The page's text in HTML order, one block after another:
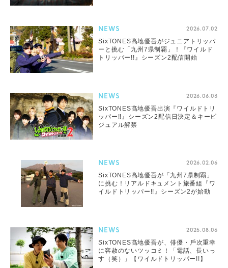
NEWS 2026.07.02
SixTONES髙地優吾がジュニアトリッパ
ーと挑む「九州7県制覇」！『ワイルド
トリッパー!!』シーズン2配信開始
NEWS 2026.06.03
SixTONES髙地優吾出演『ワイルドトリ
ッパー!!』シーズン2配信日決定＆キービ
ジュアル解禁
NEWS 2026.02.06
SixTONES髙地優吾が「九州7県制覇」
に挑む！リアルドキュメント旅番組『ワ
イルドトリッパー!!』シーズン2が始動
NEWS 2025.08.06
SixTONES髙地優吾が、俳優・⼾次重幸
に容赦のないツッコミ！「電話、⻑いっ
す（笑）」【ワイルドトリッパー!!】